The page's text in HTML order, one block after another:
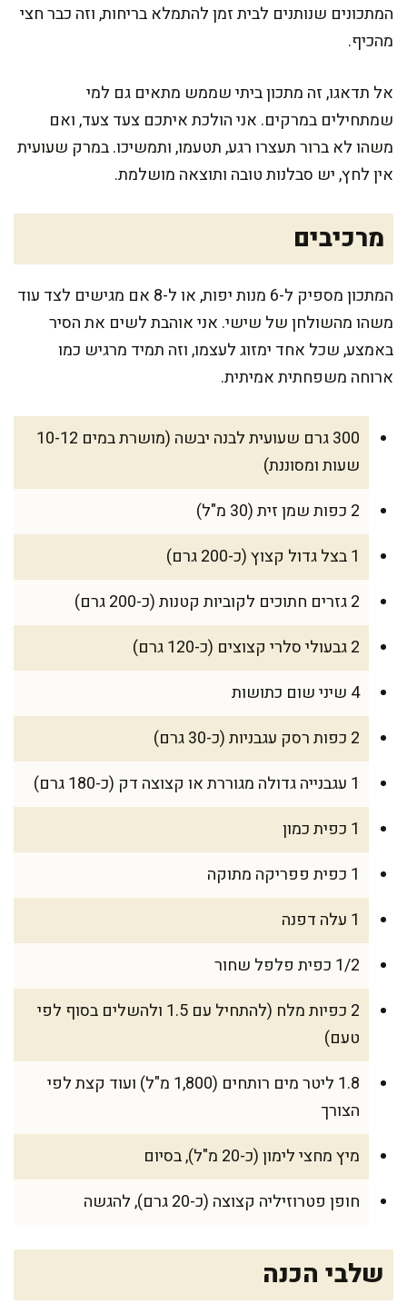
המתכונים שנותנים לבית זמן להתמלא בריחות, וזה כבר חצי
מהכיף.
אל תדאגו, זה מתכון ביתי שממש מתאים גם למי
שמתחילים במרקים. אני הולכת איתכם צעד צעד, ואם
משהו לא ברור תעצרו רגע, תטעמו, ותמשיכו. במרק שעועית
אין לחץ, יש סבלנות טובה ותוצאה מושלמת.
מרכיבים
המתכון מספיק ל-6 מנות יפות, או ל-8 אם מגישים לצד עוד
משהו מהשולחן של שישי. אני אוהבת לשים את הסיר
באמצע, שכל אחד ימזוג לעצמו, וזה תמיד מרגיש כמו
ארוחה משפחתית אמיתית.
300 גרם שעועית לבנה יבשה (מושרת במים 10-12
שעות ומסוננת)
2 כפות שמן זית (30 מ"ל)
1 בצל גדול קצוץ (כ-200 גרם)
2 גזרים חתוכים לקוביות קטנות (כ-200 גרם)
2 גבעולי סלרי קצוצים (כ-120 גרם)
4 שיני שום כתושות
2 כפות רסק עגבניות (כ-30 גרם)
1 עגבנייה גדולה מגוררת או קצוצה דק (כ-180 גרם)
1 כפית כמון
1 כפית פפריקה מתוקה
1 עלה דפנה
1/2 כפית פלפל שחור
2 כפיות מלח (להתחיל עם 1.5 ולהשלים בסוף לפי
טעם)
1.8 ליטר מים רותחים (1,800 מ"ל) ועוד קצת לפי
הצורך
מיץ מחצי לימון (כ-20 מ"ל), בסיום
חופן פטרוזיליה קצוצה (כ-20 גרם), להגשה
שלבי הכנה